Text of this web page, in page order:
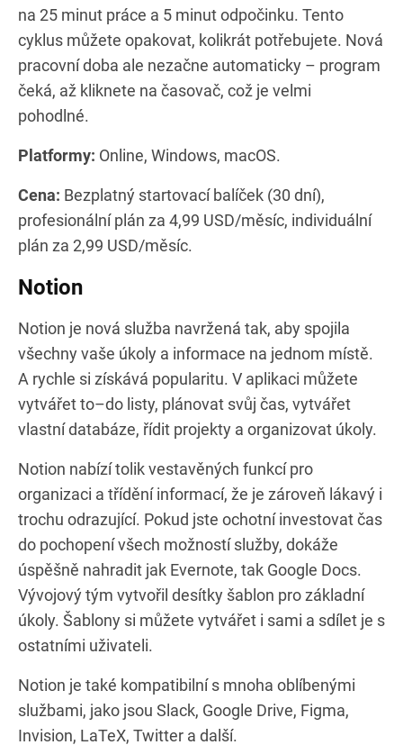
na 25 minut práce a 5 minut odpočinku. Tento
cyklus můžete opakovat, kolikrát potřebujete. Nová
pracovní doba ale nezačne automaticky – program
čeká, až kliknete na časovač, což je velmi
pohodlné.
Platformy: Online, Windows, macOS.
Cena: Bezplatný startovací balíček (30 dní),
profesionální plán za 4,99 USD/měsíc, individuální
plán za 2,99 USD/měsíc.
Notion
Notion je nová služba navržená tak, aby spojila
všechny vaše úkoly a informace na jednom místě.
A rychle si získává popularitu. V aplikaci můžete
vytvářet to–do listy, plánovat svůj čas, vytvářet
vlastní databáze, řídit projekty a organizovat úkoly.
Notion nabízí tolik vestavěných funkcí pro
organizaci a třídění informací, že je zároveň lákavý i
trochu odrazující. Pokud jste ochotní investovat čas
do pochopení všech možností služby, dokáže
úspěšně nahradit jak Evernote, tak Google Docs.
Vývojový tým vytvořil desítky šablon pro základní
úkoly. Šablony si můžete vytvářet i sami a sdílet je s
ostatními uživateli.
Notion je také kompatibilní s mnoha oblíbenými
službami, jako jsou Slack, Google Drive, Figma,
Invision, LaTeX, Twitter a další.